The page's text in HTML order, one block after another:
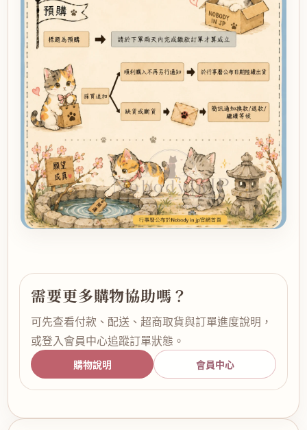
需要更多購物協助嗎？
可先查看付款、配送、超商取貨與訂單進度說明，
或登入會員中心追蹤訂單狀態。
購物說明 會員中心